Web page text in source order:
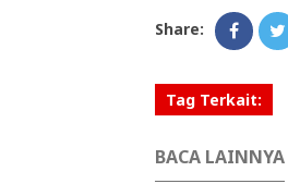
Share:
Tag Terkait:
BACA LAINNYA